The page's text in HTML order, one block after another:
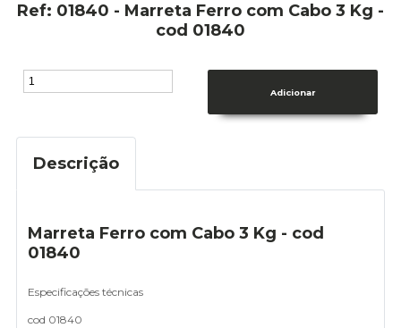
Ref: 01840 - Marreta Ferro com Cabo 3 Kg -
cod 01840
Descrição
Marreta Ferro com Cabo 3 Kg - cod
01840
Especificações técnicas
cod 01840